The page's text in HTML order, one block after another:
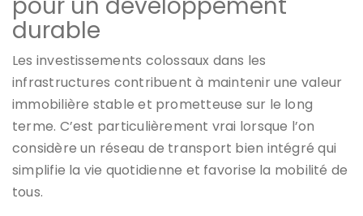
durable
Les investissements colossaux dans les
infrastructures contribuent à maintenir une valeur
immobilière stable et prometteuse sur le long
terme. C’est particulièrement vrai lorsque l’on
considère un réseau de transport bien intégré qui
simplifie la vie quotidienne et favorise la mobilité de
tous.